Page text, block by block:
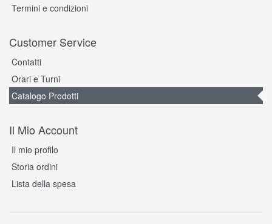
Termini e condizioni
Customer Service
Contatti
Orari e Turni
Catalogo Prodotti
Il Mio Account
Il mio profilo
Storia ordini
Lista della spesa